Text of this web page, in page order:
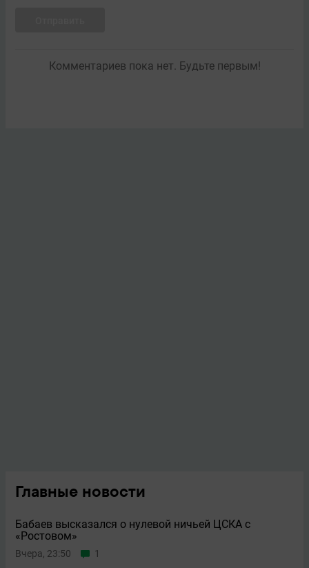
Комментариев пока нет. Будьте первым!
Главные новости
Бабаев высказался о нулевой ничьей ЦСКА с
«Ростовом»
Вчера, 23:50 1